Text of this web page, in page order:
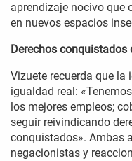
aprendizaje nocivo que
en nuevos espacios
Derechos conquistados
Vizuete recuerda que
igualdad real:
los mejores empleos;
seguir reivindicando
conquistados». Ambas
negacionistas y